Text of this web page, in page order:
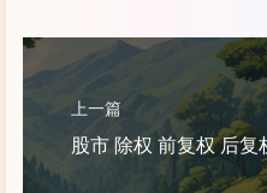
上一篇
股市 除权 前复权 后复